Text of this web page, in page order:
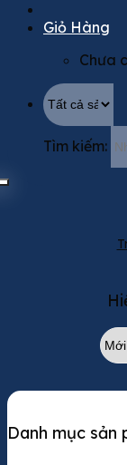
Giỏ Hàng
Chưa
Tìm kiếm:
Danh mục sản